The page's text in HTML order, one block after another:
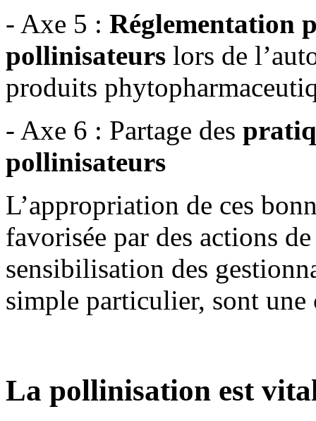
- Axe 5 : Réglementation
pollinisateurs lors de
produits
- Axe 6 : Partage des
pollinisateurs
L’appropriation de ces
favorisée par des actions
sensibilisation des
simple particulier, sont
La pollinisation est